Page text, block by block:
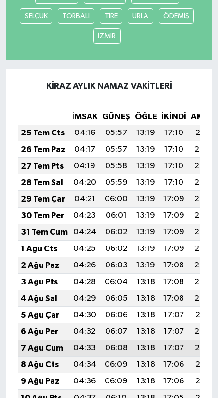
SELÇUK TORBALI TİRE URLA ÖDEMİŞ
İZMİR
KİRAZ AYLIK NAMAZ VAKITLERI
İMSAK GÜNEŞ ÖĞLE İKINDI
25 Tem Cts
04:16 05:57 13:19 17:10
20:31
26 Tem Paz
04:17 05:57 13:19 17:10
20:30
27 Tem Pts
04:19 05:58 13:19 17:10
20:29
28 Tem Sal
04:20 05:59 13:19 17:10
20:28
29 Tem Çar
04:21 06:00 13:19 17:09
20:28
30 Tem Per
04:23 06:01 13:19 17:09
20:27
31 Tem Cum
04:24 06:02 13:19 17:09
20:26
1 Ağu Cts
04:25 06:02 13:19 17:09
20:25
2 Ağu Paz
04:26 06:03 13:19 17:08
20:24
3 Ağu Pts
04:28 06:04 13:18 17:08
20:23
4 Ağu Sal
04:29 06:05 13:18 17:08
20:22
5 Ağu Çar
04:30 06:06 13:18 17:07
20:21
6 Ağu Per
04:32 06:07 13:18 17:07
20:20
7 Ağu Cum
04:33 06:08 13:18 17:07
20:19
8 Ağu Cts
04:34 06:09 13:18 17:06
20:17
9 Ağu Paz
04:36 06:09 13:18 17:06
20:16